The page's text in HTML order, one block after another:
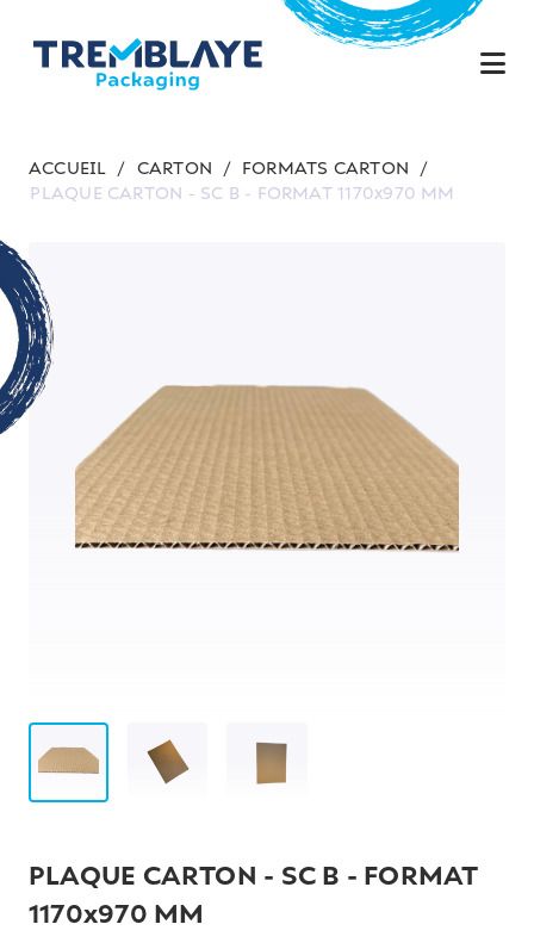
ACCUEIL / CARTON / FORMATS CARTON
/
PLAQUE CARTON - SC B - FORMAT 1170x970 MM
PLAQUE CARTON - SC B - FORMAT
1170x970 MM